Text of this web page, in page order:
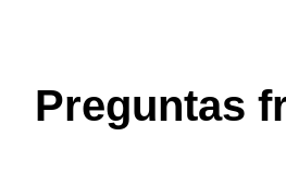
Preguntas